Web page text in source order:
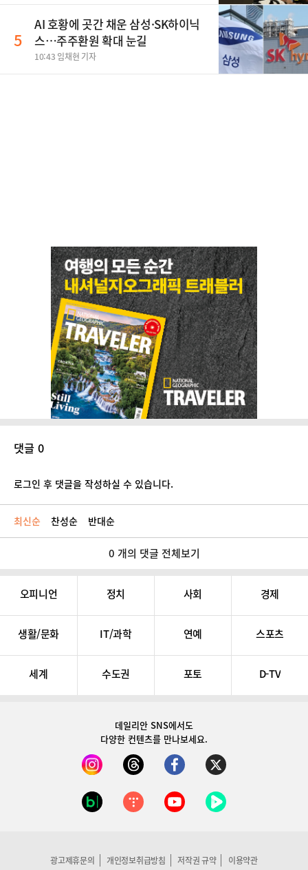
5
AI 호황에 곳간 채운 삼성·SK하이닉
스…주주환원 확대 눈길
10:43 임채현 기자
댓글 0
로그인 후 댓글을 작성하실 수 있습니다.
최신순 찬성순 반대순
0 개의 댓글 전체보기
오피니언 정치 사회 경제
생활/문화 IT/과학 연예 스포츠
세계 수도권 포토 D-TV
데일리안 SNS에서도
다양한 컨텐츠를 만나보세요.
광고제휴문의 개인정보취급방침 저작권 규약 이용약관